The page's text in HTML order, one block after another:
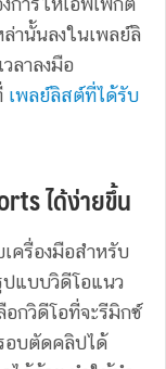
านั้นลงในเพลย์ลิ
ลาลงมือ
เพลย์ลิสต์ที่ได้รับ
ได้ง่ายขึ้น
ครื่องมือสำหรับ
แบบวิดีโอแนว
อกวิดีโอที่จะรีมิกซ์
อบตัดคลิปได้